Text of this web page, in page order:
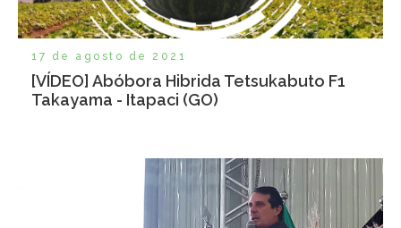
17 de agosto de 2021
[VÍDEO] Abóbora Hibrida Tetsukabuto F1
Takayama - Itapaci (GO)